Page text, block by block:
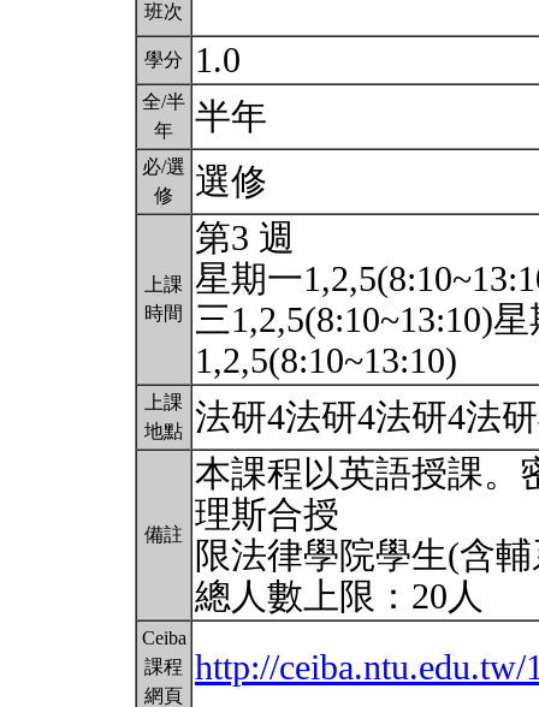
班次
學分 1.0
全/半
年
半年
必/選
修
選修
上課
時間
第3 週
星期一
三1,2,5(8:10~13:10)
1,2,5(8:10~13:10)
上課
地點 法研4法研4法研4法
備註
本課程以英語授課。
理斯合授
限法律學院學生(含
總人數上限：20人
Ceiba
課程
網頁
http://